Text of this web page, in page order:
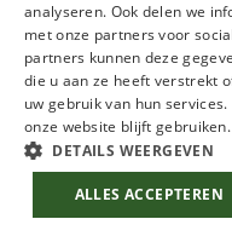
Handige links
Over Accentia
Voor professionals
Voor opdrachtgevers
Expertisegebieden
© Accentia
analyseren. Ook delen we
met onze partners voor
partners kunnen deze
die u aan ze heeft verstrekt
uw gebruik van hun
onze website blijft gebruiken.
DETAILS WEERGEVEN
ALLES ACCEPTEREN